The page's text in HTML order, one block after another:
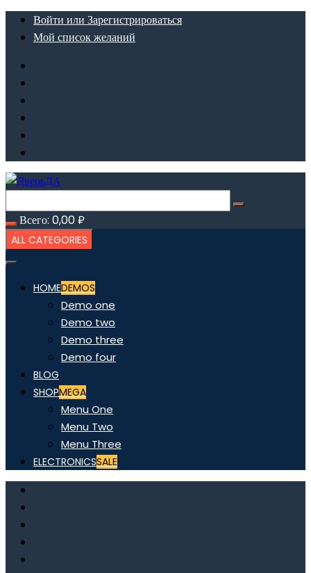
ПерейтиВойти или Зарегистрироваться
Мой список желаний
Всего: 0,00₽
ALL CATEGORIES
HOMEDEMOS
Demo one
Demo two
Demo three
Demo four
BLOG
SHOPMEGA
Menu One
Menu Two
Menu Three
ELECTRONICSSALE